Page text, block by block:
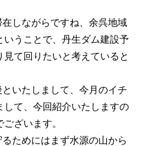
しながらですね、余呉地域
いうことで、丹生ダム建設予
て回りたいと考えていると
いたしまして、今月のイチ
して、今回紹介いたしますの
ざいます。
ためにはまず水源の山から